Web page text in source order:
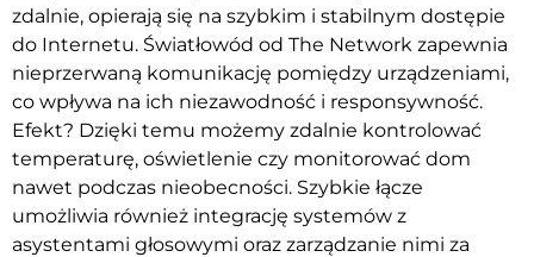
zdalnie, opierają się na szybkim i stabilnym dostępie
do Internetu. Światłowód od The Network zapewnia
nieprzerwaną komunikację pomiędzy urządzeniami,
co wpływa na ich niezawodność i responsywność.
Efekt? Dzięki temu możemy zdalnie kontrolować
temperaturę, oświetlenie czy monitorować dom
nawet podczas nieobecności. Szybkie łącze
umożliwia również integrację systemów z
asystentami głosowymi oraz zarządzanie nimi za